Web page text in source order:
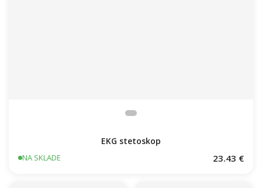
EKG stetoskop
NA SKLADE 23.43 €